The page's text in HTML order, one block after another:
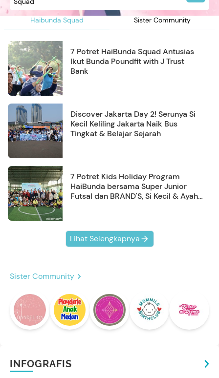
Haibunda Squad Sister Community
7 Potret HaiBunda Squad Antusias
Ikut Bunda Poundfit with J Trust
Bank
Discover Jakarta Day 2! Serunya Si
Kecil Keliling Jakarta Naik Bus
Tingkat & Belajar Sejarah
7 Potret Kids Holiday Program
HaiBunda bersama Super Junior
Futsal dan BRAND'S, Si Kecil & Ayah
Lihat Selengkapnya
Sister Community
INFOGRAFIS